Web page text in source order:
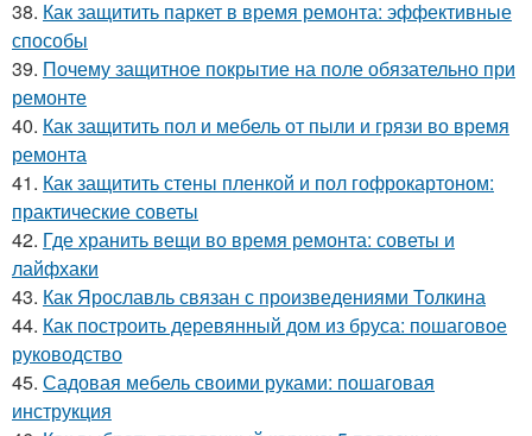
38. Как защитить паркет в время ремонта: эффективные
способы
39. Почему защитное покрытие на поле обязательно при
ремонте
40. Как защитить пол и мебель от пыли и грязи во время
ремонта
41. Как защитить стены пленкой и пол гофрокартоном:
практические советы
42. Где хранить вещи во время ремонта: советы и
лайфхаки
43. Как Ярославль связан с произведениями Толкина
44. Как построить деревянный дом из бруса: пошаговое
руководство
45. Садовая мебель своими руками: пошаговая
инструкция